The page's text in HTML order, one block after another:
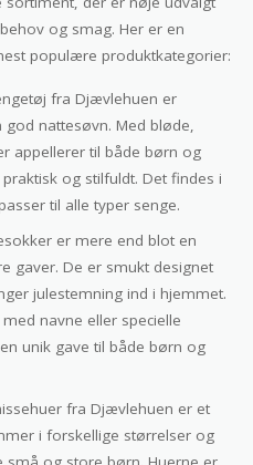
og smag. Her er en
populære produktkategorier:
fra Djævlehuen er
nattesøvn. Med bløde,
appellerer til både børn og
og stilfuldt. Det findes i
til alle typer senge.
er mere end blot en
gaver. De er smukt designet
julestemning ind i hjemmet.
navne eller specielle
unik gave til både børn og
fra Djævlehuen er et
i forskellige størrelser og